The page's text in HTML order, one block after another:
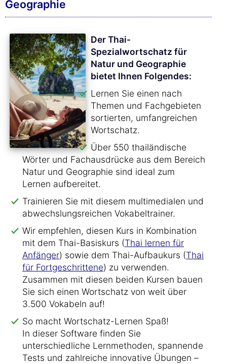
Geographie
Der Thai-
Spezialwortschatz für
Natur und Geographie
bietet Ihnen Folgendes:
Lernen Sie einen nach
Themen und Fachgebieten
sortierten, umfangreichen
Wortschatz.
Über 550 thailändische
Wörter und Fachausdrücke aus dem Bereich
Natur und Geographie sind ideal zum
Lernen aufbereitet.
Trainieren Sie mit diesem multimedialen und
abwechslungsreichen Vokabeltrainer.
Wir empfehlen, diesen Kurs in Kombination
mit dem Thai-Basiskurs (Thai lernen für
Anfänger) sowie dem Thai-Aufbaukurs (Thai
für Fortgeschrittene) zu verwenden.
Zusammen mit diesen beiden Kursen bauen
Sie sich einen Wortschatz von weit über
3.500 Vokabeln auf!
So macht Wortschatz-Lernen Spaß!
In dieser Software finden Sie
unterschiedliche Lernmethoden, spannende
Tests und zahlreiche innovative Übungen –